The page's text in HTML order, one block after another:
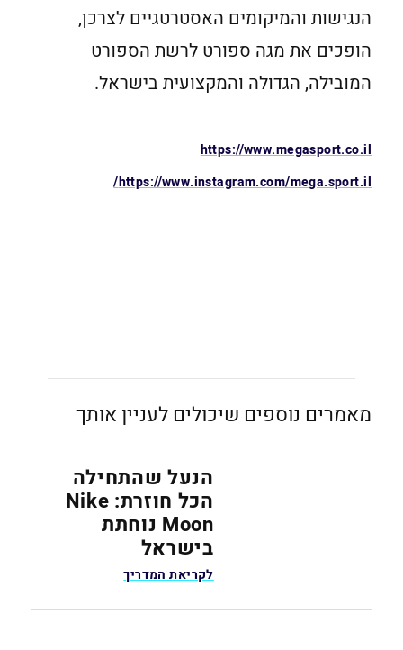
הנגישות והמיקומים האסטרטגיים לצרכן,
הופכים את מגה ספורט לרשת הספורט
המובילה, הגדולה והמקצועית בישראל.
https://www.megasport.co.il
https://www.instagram.com/mega.sport.il/
מאמרים נוספים שיכולים לעניין אותך
הנעל שהתחילה
הכל חוזרת: Nike
Moon נוחתת
בישראל
לקריאת המדריך